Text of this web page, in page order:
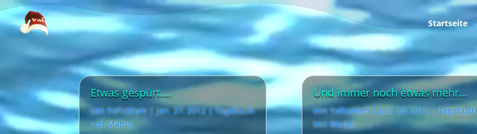
Startseite
Video-
Player
Etwas gespürt….
vonYoFisMam |Jan. 27, 2012|Tagebuch
von Mama
Und immer noch etwas mehr…
von YoFisMam|Jan. 24, 2012|Tagebuch
von Mama